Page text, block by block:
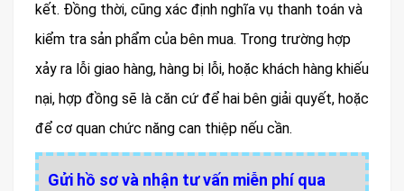
kết. Đồng thời, cũng xác định nghĩa vụ thanh toán và
kiểm tra sản phẩm của bên mua. Trong trường hợp
xảy ra lỗi giao hàng, hàng bị lỗi, hoặc khách hàng khiếu
nại, hợp đồng sẽ là căn cứ để hai bên giải quyết, hoặc
để cơ quan chức năng can thiệp nếu cần.
Gửi hồ sơ và nhận tư vấn miễn phí qua